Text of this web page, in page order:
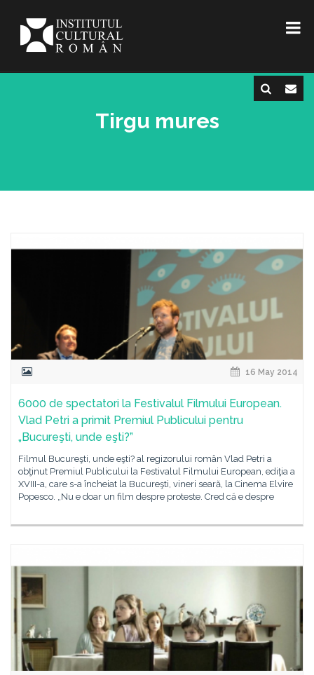
Tirgu mures
16 May 2014
6000 de spectatori la Festivalul Filmului European.
Vlad Petri a primit Premiul Publicului pentru
„Bucureşti, unde eşti?”
Filmul Bucureşti, unde eşti? al regizorului român Vlad Petri a
obţinut Premiul Publicului la Festivalul Filmului European, ediţia a
XVIII-a, care s-a încheiat la Bucureşti, vineri seară, la Cinema Elvire
Popesco. „Nu e doar un film despre proteste. Cred că e despre